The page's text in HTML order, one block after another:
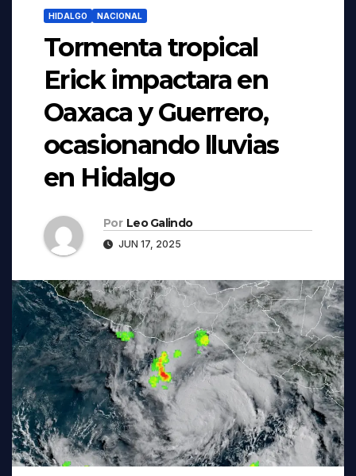
HIDALGO NACIONAL
Tormenta tropical
Erick impactara en
Oaxaca y Guerrero,
ocasionando lluvias
en Hidalgo
Por Leo Galindo
JUN 17, 2025